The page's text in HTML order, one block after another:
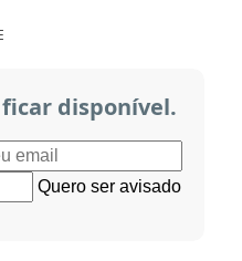
disponível.
Quero ser avisado